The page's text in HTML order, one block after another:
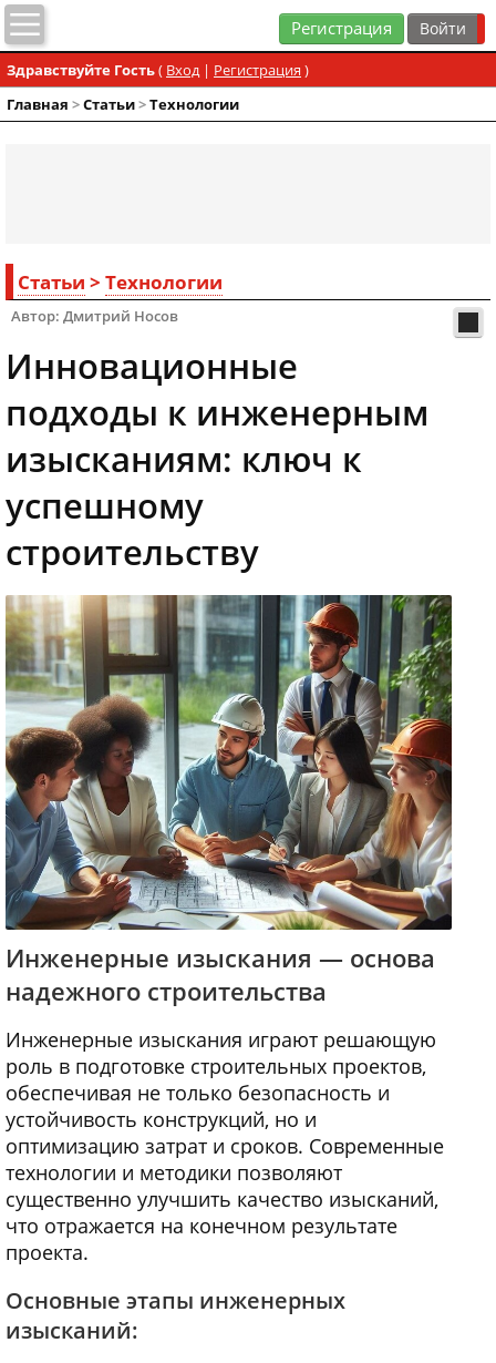
Регистрация
Здравствуйте Гость( Вход| Регистрация )
Главная >Статьи>Технологии
Статьи > Технологии
Автор: Дмитрий Носов
Инновационные
подходы к инженерным
изысканиям: ключ к
успешному
строительству
Инженерные изыскания — основа
надежного строительства
Инженерные изыскания играют решающую
роль в подготовке строительных проектов,
обеспечивая не только безопасность и
устойчивость конструкций, но и
оптимизацию затрат и сроков. Современные
технологии и методики позволяют
существенно улучшить качество изысканий,
что отражается на конечном результате
проекта.
Основные этапы инженерных
изысканий: